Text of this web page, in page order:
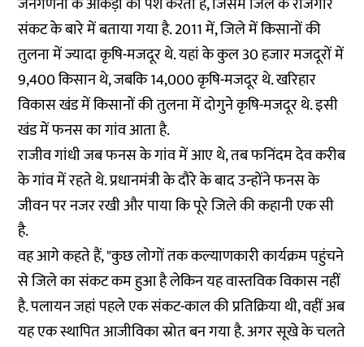
संकट के बारे में बताया गया है. 2011 में, जिले में किसानों की
तुलना में ज्यादा कृषि-मजदूर थे. यहां के कुल 30 हजार मजदूरों में
9,400 किसान थे, जबकि 14,000 कृषि-मजदूर थे. खरिहार
विकास खंड में किसानों की तुलना में दोगुने कृषि-मजदूर थे. इसी
खंड में फनस का गांव आता है.
राजीव गांधी जब फनस के गांव में आए थे, तब फनिंदम देव करीब
के गांव में रहते थे. प्रधानमंत्री के दौरे के बाद उन्होंने फनस के
जीवन पर नजर रखी और पाया कि पूरे जिले की कहानी एक सी
है.
वह आगे कहते हैं, "कुछ लोगों तक कल्याणकारी कार्यक्रम पहुंचने
से जिले का संकट कम हुआ है लेकिन यह वास्तविक विकास नहीं
है. पलायन जहां पहले एक संकट-काल की प्रतिक्रिया थी, वहीं अब
यह एक स्थापित आजीविका स्रोत बन गया है. अगर सूखे के चलते